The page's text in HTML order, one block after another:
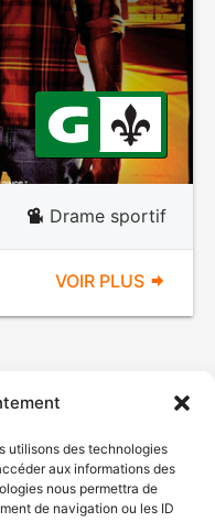
utilisons des technologies
aux informations des
nous permettra de
de navigation ou les ID
Drame sportif
VOIR PLUS